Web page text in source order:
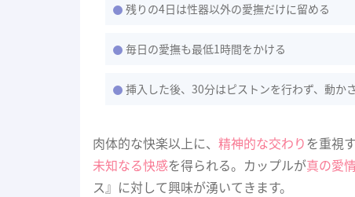
残りの4日は性器以外の愛撫だけに留める
毎日の愛撫も最低1時間をかける
挿入した後、30分はピストンを行わず、動か
肉体的な快楽以上に、 精神的な交わりを重視
未知なる快感を得られる。カップルが真の愛
ス』に対して興味が湧いてきます。